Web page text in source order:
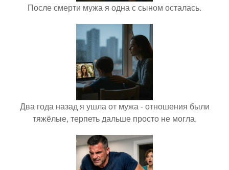
После смерти мужа я одна с сыном осталась.
Два года назад я ушла от мужа - отношения были
тяжёлые, терпеть дальше просто не могла.